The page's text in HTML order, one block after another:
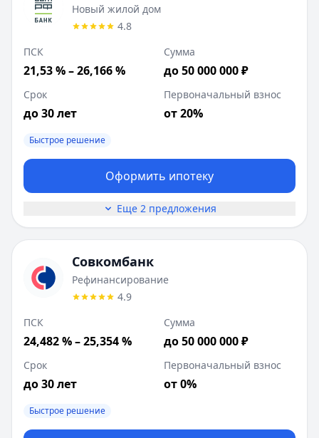
Новый жилой дом
4.8
ПСК
21,53 % – 26,166 %
Сумма
до 50 000 000 ₽
Срок
до 30 лет
Первоначальный взнос
от 20%
Быстрое решение
Оформить ипотеку
Еще 2 предложения
Совкомбанк
Рефинансирование
4.9
ПСК
24,482 % – 25,354 %
Сумма
до 50 000 000 ₽
Срок
до 30 лет
Первоначальный взнос
от 0%
Быстрое решение